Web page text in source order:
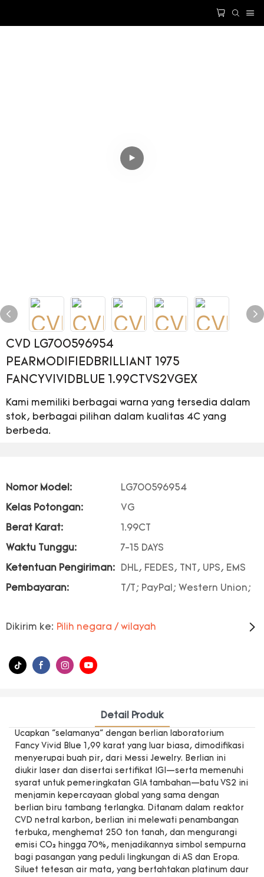
CVD LG700596954
PEARMODIFIEDBRILLIANT 1975
FANCYVIVIDBLUE 1.99CTVS2VGEX
Kami memiliki berbagai warna yang tersedia dalam
stok, berbagai pilihan dalam kualitas 4C yang
berbeda.
Nomor Model: LG700596954
Kelas Potongan: VG
Berat Karat: 1.99CT
Waktu Tunggu: 7-15 DAYS
Ketentuan Pengiriman: DHL, FEDES, TNT, UPS, EMS
Pembayaran: T/T; PayPal; Western Union;
Dikirim ke: Pilih negara / wilayah
Detail Produk
Ucapkan "selamanya" dengan berlian laboratorium
Fancy Vivid Blue 1,99 karat yang luar biasa, dimodifikasi
menyerupai buah pir, dari Messi Jewelry. Berlian ini
diukir laser dan disertai sertifikat IGI—serta memenuhi
syarat untuk pemeringkatan GIA tambahan—batu VS2 ini
menjamin kepercayaan global yang sama dengan
berlian biru tambang terlangka. Ditanam dalam reaktor
CVD netral karbon, berlian ini melewati penambangan
terbuka, menghemat 250 ton tanah, dan mengurangi
emisi CO₂ hingga 70%, menjadikannya simbol sempurna
bagi pasangan yang peduli lingkungan di AS dan Eropa.
Siluet tetesan air mata, yang bertahtakan platinum daur